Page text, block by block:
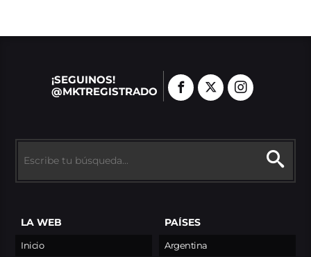
¡SEGUINOS!
@MKTREGISTRADO
LA WEB
Inicio
PAÍSES
Argentina